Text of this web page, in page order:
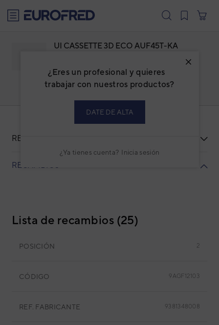
¿Eres un profesional y quieres
trabajar con nuestros productos?
DATE DE ALTA
¿Ya tienes cuenta? Inicia sesión
UI CASSETTE 3D ECO AUF45T-KA
Familia: ACFESCBI
FUJI ELECTRIC
Código: 3NFE88206
RECURSOS
RECAMBIOS
Lista de recambios (25)
POSICIÓN 2
CÓDIGO 9AGF12103
REF. FABRICANTE 9381348008